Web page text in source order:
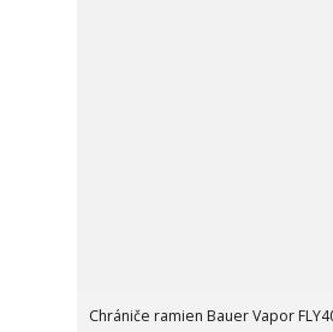
Chrániče ramien Bauer Vapor